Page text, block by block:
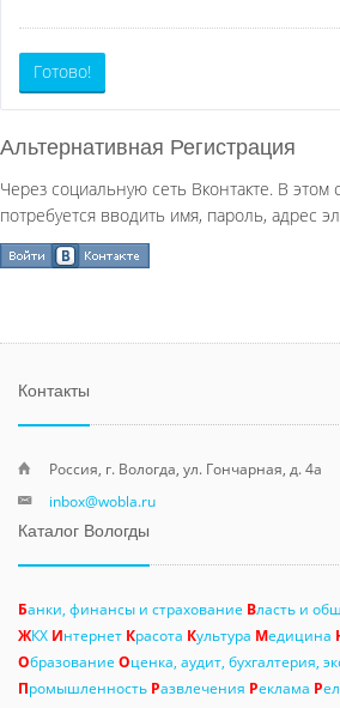
Готово!
Альтернативная Регистрация
Через социальную сеть Вконтакте. В этом
потребуется вводить имя, пароль, адрес
Контакты
Россия, г. Вологда, ул. Гончарная, д. 4а
inbox@wobla.ru
Каталог Вологды
Банки, финансы и страхование Власть и
ЖКХ Интернет Красота Культура Медицина
Образование Оценка, аудит, бухгалтерия,
Промышленность Развлечения Реклама Р